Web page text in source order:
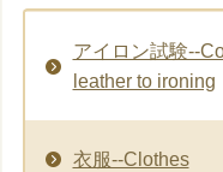
アイロン試験--
leather to ironing
衣服--Clothes